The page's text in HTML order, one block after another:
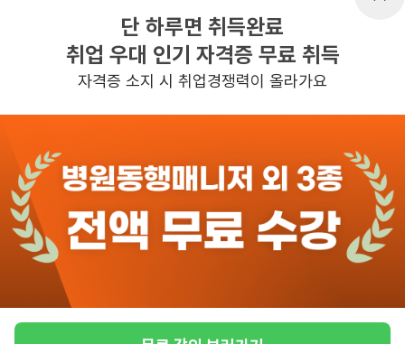
N : 18:00 - 08:00
휴게시간 : 주간 - 1시간,  야간 - 4시간
30분, 주 5일 근무, 평균근무시간 : 40
관심 일자리정보 더보기
6일전등록
반경 3KM 이내의 일자리 확인하기
단 하루면 취득완료
취업 우대 인기 자격증 무료 취득
자격증 소지 시 취업경쟁력이 올라가요